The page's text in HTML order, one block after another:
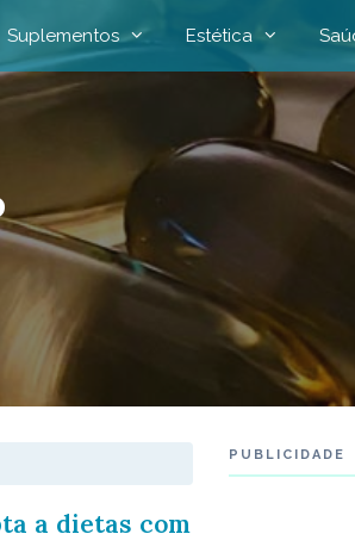
Suplementos Estética
a dietas com
PUBLICIDADE